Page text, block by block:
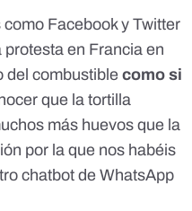
como Facebooky Twitter
en Francia en
del combustible como si
que la tortilla
más huevos que la
por la que nos habéis
chatbot de WhatsApp